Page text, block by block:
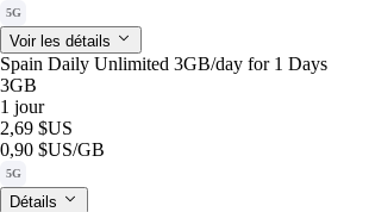
5G
Voir les détails
Spain Daily Unlimited 3GB/day for 1 Days
3GB
1 jour
2,69 $US
0,90 $US/GB
5G
Détails